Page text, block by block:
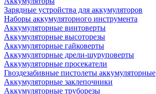
Зарядные устройства для аккумуляторов
Наборы аккумуляторного инструмента
Аккумуляторные винтоверты
Аккумуляторные высоторезы
Аккумуляторные гайковерты
Аккумуляторные дрели-шуруповерты
Аккумуляторные просекатели
Гвоздезабивные пистолеты аккумуляторные
Аккумуляторные заклепочники
Аккумуляторные труборезы